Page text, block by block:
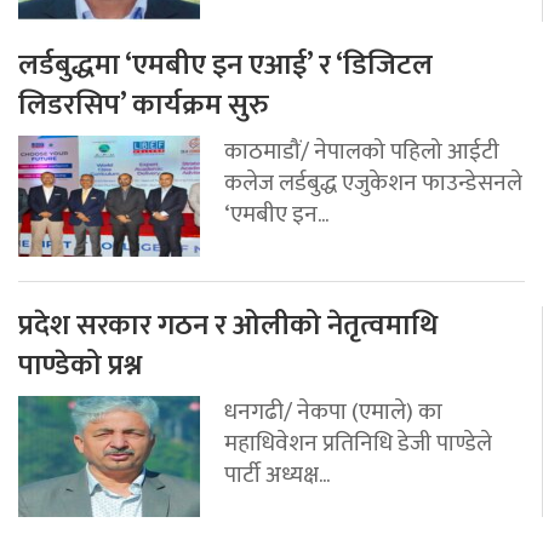
लर्डबुद्धमा ‘एमबीए इन एआई’ र ‘डिजिटल
लिडरसिप’ कार्यक्रम सुरु
काठमाडौं/ नेपालको पहिलो आईटी
कलेज लर्डबुद्ध एजुकेशन फाउन्डेसनले
‘एमबीए इन...
प्रदेश सरकार गठन र ओलीको नेतृत्वमाथि
पाण्डेको प्रश्न
धनगढी/ नेकपा (एमाले) का
महाधिवेशन प्रतिनिधि डेजी पाण्डेले
पार्टी अध्यक्ष...